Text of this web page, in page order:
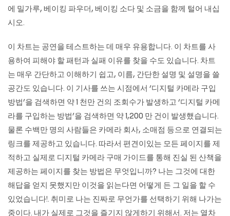
에 밀가루, 베이킹 파우더, 베이킹 소다 및 소금을 함께 털어 내십
시오.
이 차트는 공연을 테스트하는 데 매우 유용합니다. 이 차트를 사
용하여 피해야 할 패턴과 실패 이유를 찾을 수도 있습니다. 차트
는 매우 간단하고 이해하기 쉽고, 이름, 간단한 설명 및 설명을 쓸
공간도 있습니다. 이 기사를 쓰는 시점에서 ‘디지털 카메라 구입
방법’을 검색하면 약 1 천만 건의 조회수가 발생하고 ‘디지털 카메
라를 구입하는 방법’을 검색하면 약 1,200 만 건이 발생했습니다.
물론 수백만 명의 사람들은 카메라 회사, 소매점 등으로 연결되는
링크를 제공하고 있습니다. 따라서 편견이있는 모든 페이지를 제
적하고 실제로 디지털 카메라 구매 가이드를 통해 진실 된 산책을
제공하는 페이지를 찾는 방법은 무엇입니까? 나는 그것에 대한
해답을 얻지 못했지만 이것을 읽는다면 어떻게 든 그 일을 할 수
있었습니다!. 취미로 나는 진짜로 무언가를 선택하기 위해 나가는
중이다. 내가 실제로 그것을 즐기지 않게하기 위해서. 저는 열차